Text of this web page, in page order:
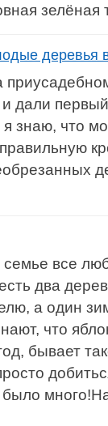
зелёная
деревья
дали
знаю, что
все
два
а один
что
бывает